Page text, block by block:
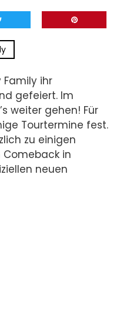
Family ihr
gefeiert. Im
weiter gehen! Für
Tourtermine fest.
zu einigen
in
neuen